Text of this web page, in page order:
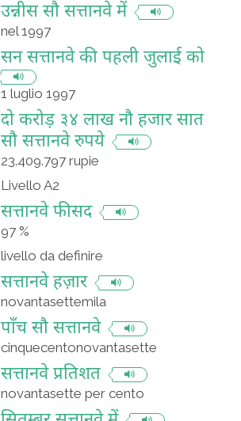
उन्नीस सौ सत्तानवे में
nel 1997
सन सत्तानवे की पहली जुलाई को
1 luglio 1997
दो करोड़ ३४ लाख नौ हजार सात
सौ सत्तानवे रुपये
23.409.797 rupie
Livello A2
सत्तानवे फीसद
97 %
livello da definire
सत्तानवे हज़ार
novantasettemila
पाँच सौ सत्तानवे
cinquecentonovantasette
सत्तानवे प्रतिशत
novantasette per cento